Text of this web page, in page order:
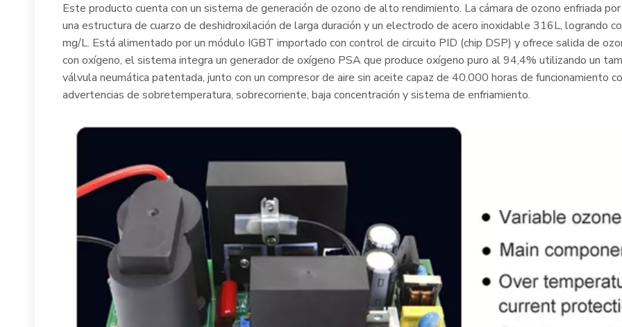
Este producto cuenta con un sistema de generación de ozono de alto rendimiento. La cámara de ozono enfriada
una estructura de cuarzo de deshidroxilación de larga duración y un electrodo de acero inoxidable 316L, logrando
mg/L. Está alimentado por un módulo IGBT importado con control de circuito PID (chip DSP) y ofrece salida de
con oxígeno, el sistema integra un generador de oxígeno PSA que produce oxígeno puro al 94,4% utilizando un
válvula neumática patentada, junto con un compresor de aire sin aceite capaz de 40.000 horas de funcionamiento
advertencias de sobretemperatura, sobrecorriente, baja concentración y sistema de enfriamiento.